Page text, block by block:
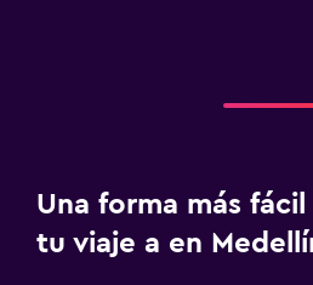
Una forma más
tu viaje a en